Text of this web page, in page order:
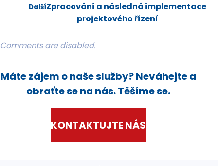
DalšíZpracování a následná implementace
projektového řízení
Comments are disabled.
Máte zájem o naše služby? Neváhejte a
obraťte se na nás. Těšíme se.
KONTAKTUJTE NÁS